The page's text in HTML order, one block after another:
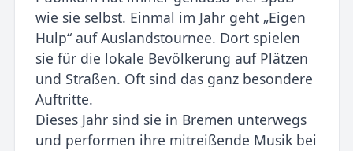
wie sie selbst. Einmal im Jahr geht „Eigen
Hulp“ auf Auslandstournee. Dort spielen
sie für die lokale Bevölkerung auf Plätzen
und Straßen. Oft sind das ganz besondere
Auftritte.
Dieses Jahr sind sie in Bremen unterwegs
und performen ihre mitreißende Musik bei